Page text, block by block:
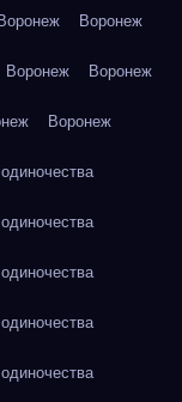
Воронеж
Воронеж Воронеж
Воронеж